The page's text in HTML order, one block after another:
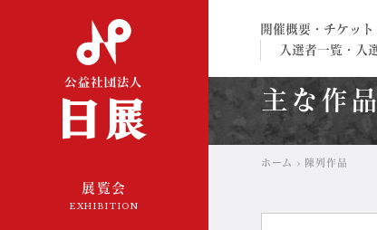
公益社団法人 日展
展覧会
EXHIBITION
開催概要・チケット
入選者一覧・入
主な作品
ホーム 陳列作品